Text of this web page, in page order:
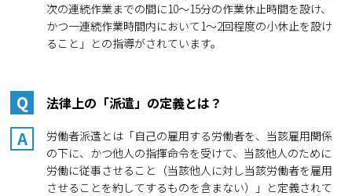
次の連続作業までの間に10～15分の作業休止時間を設け、
かつ一連続作業時間内において1～2回程度の小休止を設け
ること」との指導がされています。
Q 法律上の「派遣」の定義とは？
A
労働者派遣とは「自己の雇用する労働者を、当該雇用関係
の下に、かつ他人の指揮命令を受けて、当該他人のために
労働に従事させること（当該他人に対し当該労働者を雇用
させることを約してするものを含まない）」と定義されて